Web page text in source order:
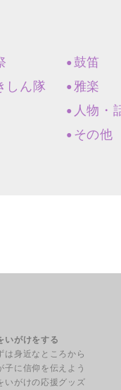
しん隊
鼓笛
雅楽
人物・
その他
いがけをする
は身近なところから
子に信仰を伝えよう
いがけの応援グッズ